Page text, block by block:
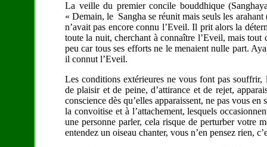
La veille du premier concile bouddhique
« Demain, le Sangha se réunit mais seuls les
n’avait pas encore connu l’Eveil. Il prit alors la
toute la nuit, cherchant à connaître l’Eveil, mais tout
peu car tous ses efforts ne le menaient nulle part.
il connut l’Eveil.
Les conditions extérieures ne vous font pas souffrir,
de plaisir et de peine, d’attirance et de rejet,
conscience dès qu’elles apparaissent, ne pas vous
la convoitise et à l’attachement, lesquels
une personne parler, cela risque de perturber votre
entendez un oiseau chanter, vous n’en pensez rien,